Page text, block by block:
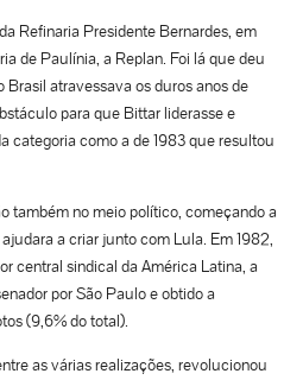
Refinaria Presidente Bernardes, em
de Paulínia, a Replan. Foi lá que deu
Brasil atravessava os duros anos de
para que Bittar liderasse e
categoria como a de 1983 que resultou
também no meio político, começando a
a criar junto com Lula. Em 1982,
central sindical da América Latina, a
por São Paulo e obtido a
(9,6% do total).
as várias realizações, revolucionou